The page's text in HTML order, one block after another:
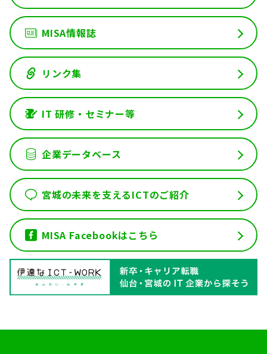
MISA情報誌
リンク集
IT 研修・セミナー等
企業データベース
宮城の未来を支えるICTのご紹介
MISA Facebookはこちら